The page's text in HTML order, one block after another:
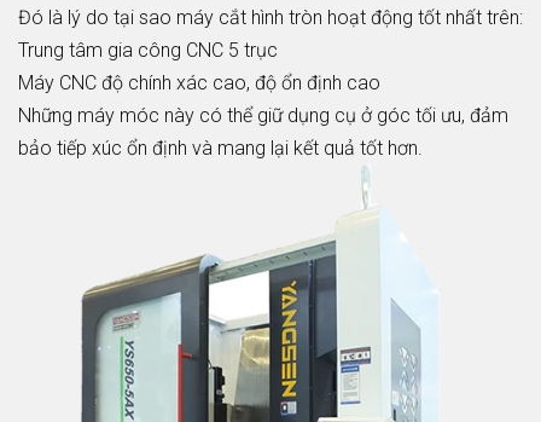
Đó là lý do tại sao máy cắt hình tròn hoạt động tốt nhất trên:
Trung tâm gia công CNC 5 trục
Máy CNC độ chính xác cao, độ ổn định cao
Những máy móc này có thể giữ dụng cụ ở góc tối ưu, đảm
bảo tiếp xúc ổn định và mang lại kết quả tốt hơn.